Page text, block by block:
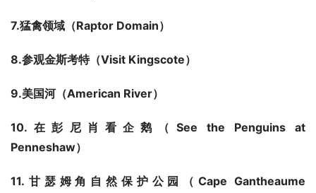
7.猛禽领域（Raptor Domain）
8.参观金斯考特（Visit Kingscote）
9.美国河（American River）
10. 在彭尼肖看企鹅（ See the Penguins at
Penneshaw）
11. 甘瑟姆角自然保护公园（Cape Gantheaume